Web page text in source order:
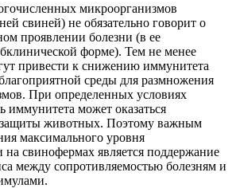
микроорганизмов
свиней) не обязательно говорит о
проявлении болезни (в ее
форме). Тем не менее
привести к снижению иммунитета
среды для размножения
При определенных условиях
иммунитета может оказаться
защиты животных. Поэтому важным
максимального уровня
на свинофермах является поддержание
между сопротивляемостью болезням и